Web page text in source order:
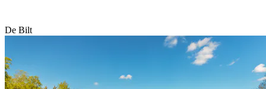
De Bilt